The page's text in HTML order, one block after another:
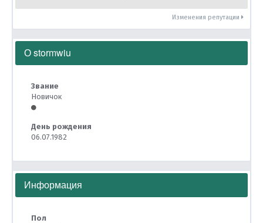
Изменения репутации
О stormwiu
Звание
Новичок
День рождения
06.07.1982
Информация
Пол